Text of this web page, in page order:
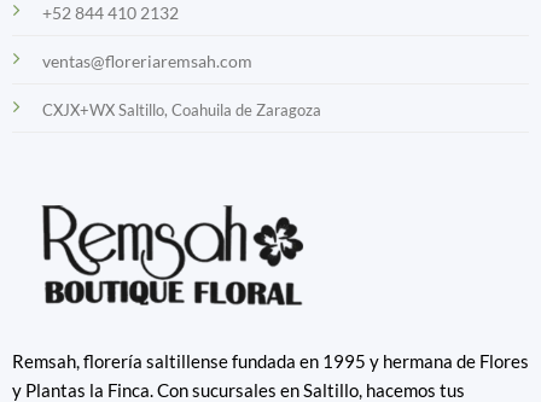
Remsah, florería saltillense fundada en 1995 y hermana de Flores
y Plantas la Finca. Con sucursales en Saltillo, hacemos tus
+52 844 410 2132
ventas@floreriaremsah.com
CXJX+WX Saltillo, Coahuila de Zaragoza